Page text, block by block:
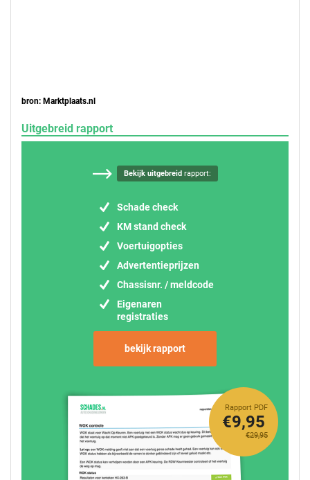
bron: Marktplaats.nl
Uitgebreid rapport
Bekijk uitgebreid rapport:
Schade check
KM stand check
Voertuigopties
Advertentieprijzen
Chassisnr. / meldcode
Eigenaren
registraties
bekijk rapport
Rapport PDF
€29,95
€9,95